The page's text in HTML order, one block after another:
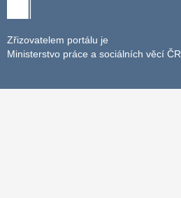
Zřizovatelem portálu je
Ministerstvo práce a sociálních věcí ČR